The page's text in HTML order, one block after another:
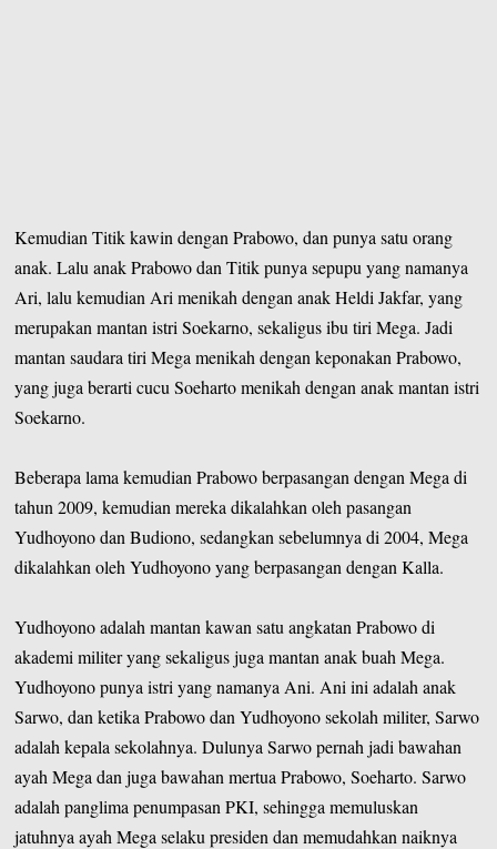
Kemudian Titik kawin dengan Prabowo, dan punya satu orang
anak. Lalu anak Prabowo dan Titik punya sepupu yang namanya
Ari, lalu kemudian Ari menikah dengan anak Heldi Jakfar, yang
merupakan mantan istri Soekarno, sekaligus ibu tiri Mega. Jadi
mantan saudara tiri Mega menikah dengan keponakan Prabowo,
yang juga berarti cucu Soeharto menikah dengan anak mantan istri
Soekarno.
Beberapa lama kemudian Prabowo berpasangan dengan Mega di
tahun 2009, kemudian mereka dikalahkan oleh pasangan
Yudhoyono dan Budiono, sedangkan sebelumnya di 2004, Mega
dikalahkan oleh Yudhoyono yang berpasangan dengan Kalla.
Yudhoyono adalah mantan kawan satu angkatan Prabowo di
akademi militer yang sekaligus juga mantan anak buah Mega.
Yudhoyono punya istri yang namanya Ani. Ani ini adalah anak
Sarwo, dan ketika Prabowo dan Yudhoyono sekolah militer, Sarwo
adalah kepala sekolahnya. Dulunya Sarwo pernah jadi bawahan
ayah Mega dan juga bawahan mertua Prabowo, Soeharto. Sarwo
adalah panglima penumpasan PKI, sehingga memuluskan
jatuhnya ayah Mega selaku presiden dan memudahkan naiknya